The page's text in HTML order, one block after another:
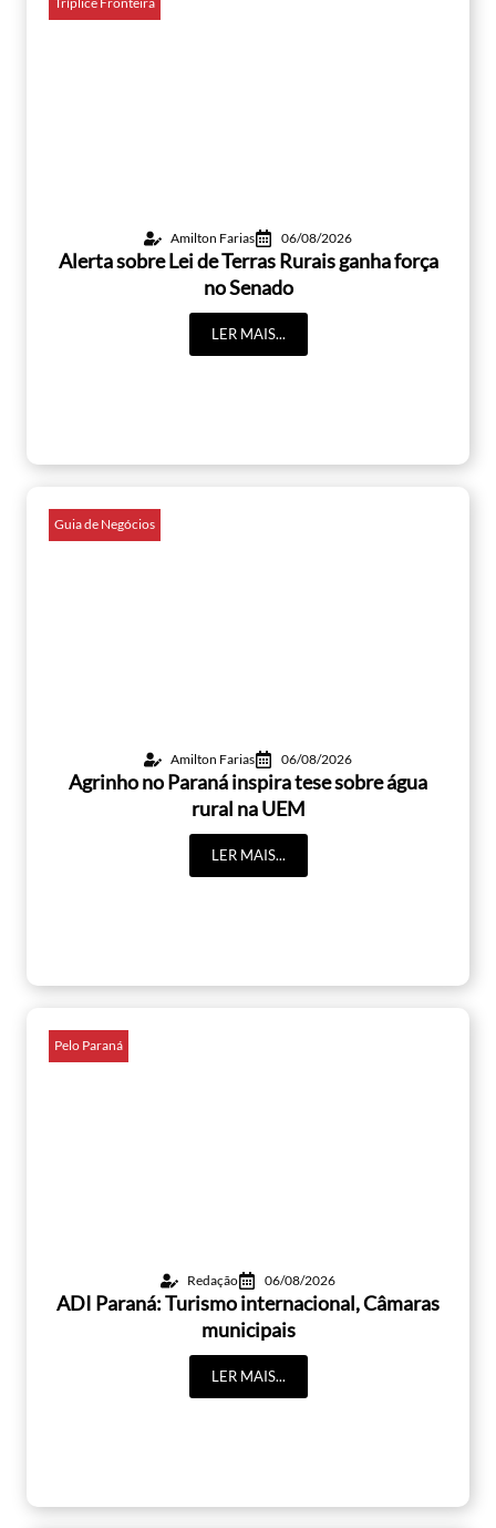
Amilton Farias 06/08/2026
Alerta sobre Lei de Terras Rurais ganha força
no Senado
LER MAIS...
Guia de Negócios
Amilton Farias 06/08/2026
Agrinho no Paraná inspira tese sobre água
rural na UEM
LER MAIS...
Pelo Paraná
Redação 06/08/2026
ADI Paraná: Turismo internacional, Câmaras
municipais
LER MAIS...